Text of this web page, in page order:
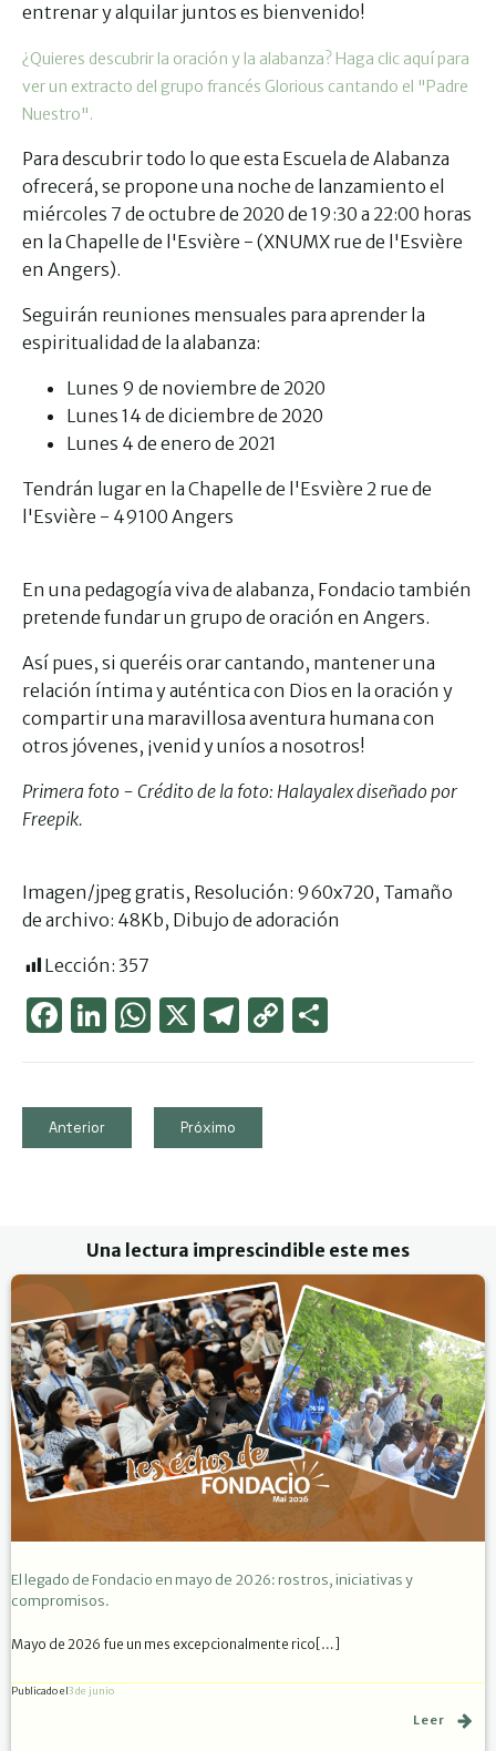
entrenar y alquilar juntos es bienvenido!
¿Quieres descubrir la oración y la alabanza? Haga clic aquí para
ver un extracto del grupo francés Glorious cantando el "Padre
Nuestro".
Para descubrir todo lo que esta Escuela de Alabanza
ofrecerá, se propone una noche de lanzamiento el
miércoles 7 de octubre de 2020 de 19:30 a 22:00 horas
en la Chapelle de l'Esvière - (XNUMX rue de l'Esvière
en Angers).
Seguirán reuniones mensuales para aprender la
espiritualidad de la alabanza:
Lunes 9 de noviembre de 2020
Lunes 14 de diciembre de 2020
Lunes 4 de enero de 2021
Tendrán lugar en la Chapelle de l'Esvière 2 rue de
l'Esvière - 49100 Angers
En una pedagogía viva de alabanza, Fondacio también
pretende fundar un grupo de oración en Angers.
Así pues, si queréis orar cantando, mantener una
relación íntima y auténtica con Dios en la oración y
compartir una maravillosa aventura humana con
otros jóvenes, ¡venid y uníos a nosotros!
Primera foto - Crédito de la foto: Halayalex diseñado por
Freepik.
Imagen/jpeg gratis, Resolución: 960x720, Tamaño
de archivo: 48Kb, Dibujo de adoración
Lección: 357
Face
Link
Wha
Tele
Cop
Anterior Próximo
Una lectura imprescindible este mes
El legado de Fondacio en mayo de 2026: rostros, iniciativas y
compromisos.
Mayo de 2026 fue un mes excepcionalmente rico[…]
Publicado el3 de junio
Leer